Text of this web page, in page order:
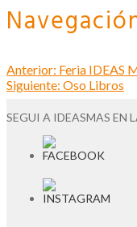
Anterior: Feria IDEAS
Siguiente: Oso Libros
SEGUI A IDEASMAS EN